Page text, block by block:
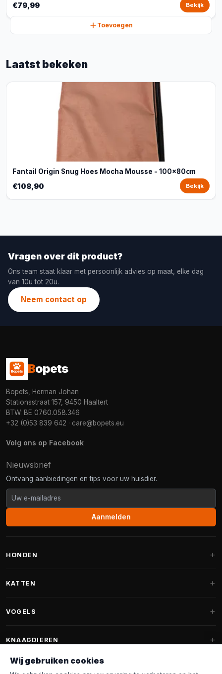
€79,99 Bekijk
Toevoegen
Laatst bekeken
Fantail Origin Snug Hoes Mocha Mousse - 100x80cm
€108,90 Bekijk
Vragen over dit product?
Ons team staat klaar met persoonlijk advies op maat, elke dag
van 10u tot 20u.
Neem contact op
Bopets
Bopets, Herman Johan
Stationsstraat 157, 9450 Haaltert
BTW: BE 0760.058.346
+32 (0)53 839 642 · care@bopets.eu
Volg ons op Facebook
Nieuwsbrief
Ontvang aanbiedingen en tips voor uw huisdier.
Aanmelden
HONDEN
Fantail hondenmanden
KATTEN
Krabpalen voor Maine Coon
Krabpaal onderdelen
VOGELS
Voederhuisjes
KNAAGDIEREN
Konijnenvoer
Wij gebruiken cookies